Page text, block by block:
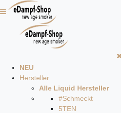
NEU
Hersteller
Alle Liquid Hersteller
#Schmeckt
5TEN